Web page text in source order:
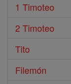
1 Timoteo
2 Timoteo
Tito
Filemón